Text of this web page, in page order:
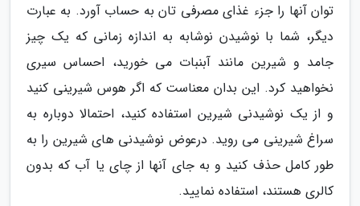
توان آنها را جزء غذای مصرفی تان به حساب آورد. به عبارت
دیگر، شما با نوشیدن نوشابه به اندازه زمانی که یک چیز
جامد و شیرین مانند آبنبات می خورید، احساس سیری
نخواهید کرد. این بدان معناست که اگر هوس شیرینی کنید
و از یک نوشیدنی شیرین استفاده کنید، احتمالا دوباره به
سراغ شیرینی می روید. درعوض نوشیدنی های شیرین را به
طور کامل حذف کنید و به جای آنها از چای یا آب که بدون
کالری هستند، استفاده نمایید.